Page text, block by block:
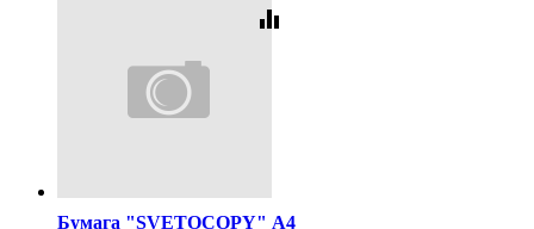
equalizer
Бумага "SVETOCOPY" А4